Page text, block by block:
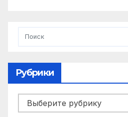
Рубрики
Рубрики